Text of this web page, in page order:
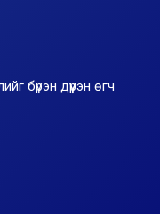
бүрэн дүүрэн өгч